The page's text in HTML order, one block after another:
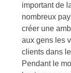
important de
nombreux
créer une
aux gens les
clients dans
Pendant le